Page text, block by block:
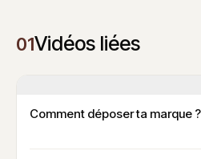
01Vidéos liées
Comment déposer ta marque ?